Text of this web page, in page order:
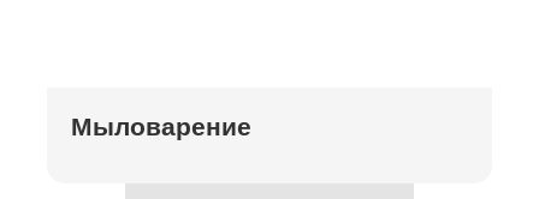
Мыловарение